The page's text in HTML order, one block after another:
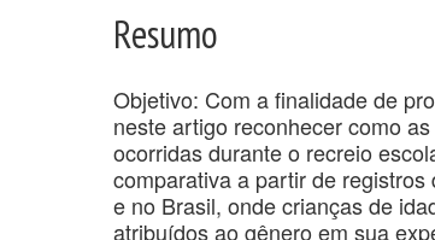
Resumo
Objetivo: Com a finalidade de
neste artigo reconhecer como
ocorridas durante o recreio
comparativa a partir de
e no Brasil, onde crianças de
atribuídos ao gênero em sua